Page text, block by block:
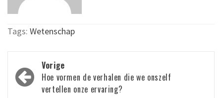
Tags: Wetenschap
Bericht
navigatie
Vorige
Hoe vormen de verhalen die we onszelf
vertellen onze ervaring?